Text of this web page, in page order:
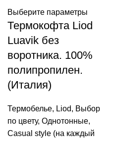
Выберите параметры
Термокофта Liod
Luavik без
воротника. 100%
полипропилен.
(Италия)
Термобелье, Liod, Выбор
по цвету, Однотонные,
Casual style (на каждый